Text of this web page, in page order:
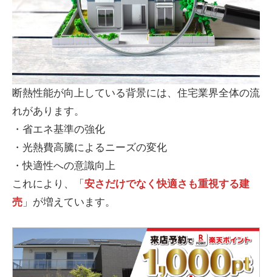
断熱性能が向上している背景には、住宅業界全体の流
れがあります。
・省エネ基準の強化
・光熱費高騰によるニーズの変化
・快適性への意識向上
これにより、「 安さだけでなく快適さも重視する建
売 」が増えています。